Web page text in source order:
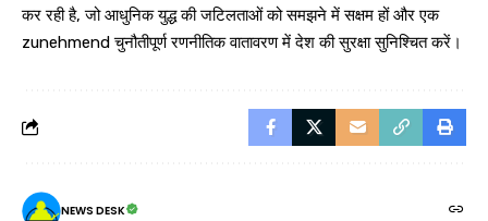
कर रही है, जो आधुनिक युद्ध की जटिलताओं को समझने में सक्षम हों और एक
zunehmend चुनौतीपूर्ण रणनीतिक वातावरण में देश की सुरक्षा सुनिश्चित करें।
NEWS DESK